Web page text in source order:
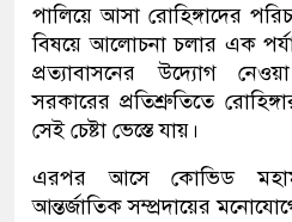
পালিয়ে আসা রোহিঙ্গাদের
বিষয়ে আলোচনা চলার এক
প্রত্যাবাসনের উদ্যোগ
সরকারের প্রতিশ্রুতিতে
সেই চেষ্টা ভেস্তে যায়।
এরপর আসে কোভিড
আন্তর্জাতিক সম্প্রদায়ের